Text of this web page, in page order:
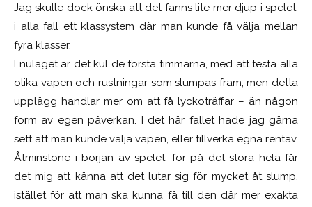
Jag skulle dock önska att det fanns lite mer djup i spelet,
i alla fall ett klassystem där man kunde få välja mellan
fyra klasser.
I nuläget är det kul de första timmarna, med att testa alla
olika vapen och rustningar som slumpas fram, men detta
upplägg handlar mer om att få lyckoträffar – än någon
form av egen påverkan. I det här fallet hade jag gärna
sett att man kunde välja vapen, eller tillverka egna rentav.
Åtminstone i början av spelet, för på det stora hela får
det mig att känna att det lutar sig för mycket åt slump,
istället för att man ska kunna få till den där mer exakta